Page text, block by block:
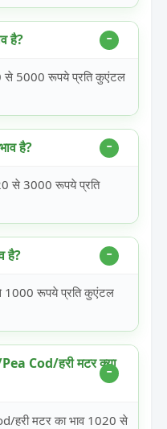
है?
से 5000 रूपये प्रति कुएंटल
है?
से 3000 रूपये प्रति
है?
1000 रूपये प्रति कुएंटल
Cod/हरी मटर क्या
हरी मटर का भाव 1020 से